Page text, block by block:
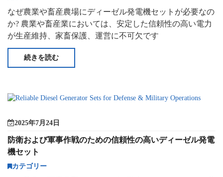
なぜ農業や畜産農場にディーゼル発電機セットが必要なの
か? 農業や畜産業においては、安定した信頼性の高い電力
が生産維持、家畜保護、運営に不可欠です
続きを読む
2025年7月24日
防衛および軍事作戦のための信頼性の高いディーゼル発電
機セット
カテゴリー